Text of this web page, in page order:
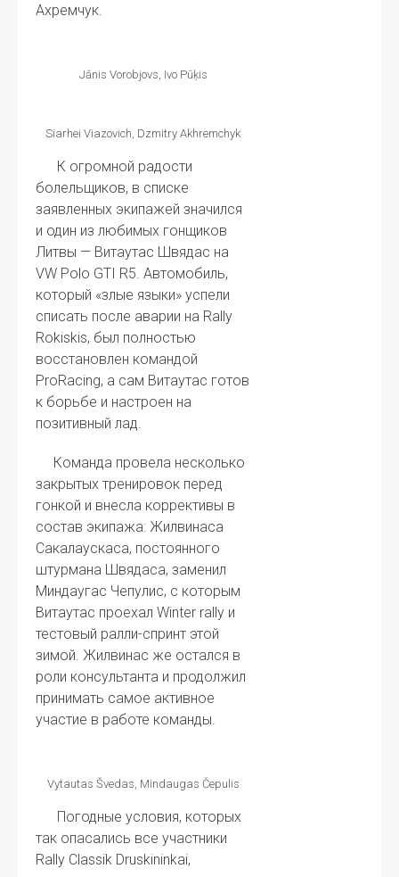
Ахремчук.
Jānis Vorobjovs, Ivo Pūķis
Siarhei Viazovich, Dzmitry Akhremchyk
К огромной радости
болельщиков, в списке
заявленных экипажей значился
и один из любимых гонщиков
Литвы — Витаутас Швядас на
VW Polo GTI R5. Автомобиль,
который «злые языки» успели
списать после аварии на Rally
Rokiskis, был полностью
восстановлен командой
ProRacing, а сам Витаутас готов
к борьбе и настроен на
позитивный лад.
Команда провела несколько
закрытых тренировок перед
гонкой и внесла коррективы в
состав экипажа: Жилвинаса
Сакалаускаса, постоянного
штурмана Швядаса, заменил
Миндаугас Чепулис, с которым
Витаутас проехал Winter rally и
тестовый ралли-спринт этой
зимой. Жилвинас же остался в
роли консультанта и продолжил
принимать самое активное
участие в работе команды.
Vytautas Švedas, Mindaugas Čepulis
Погодные условия, которых
так опасались все участники
Rally Classik Druskininkai,